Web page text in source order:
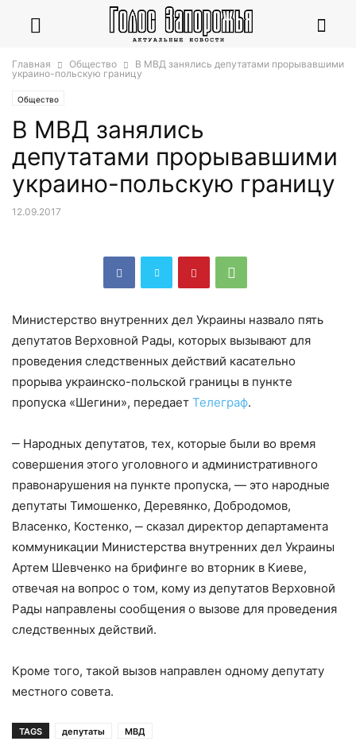
Главная Общество
В МВД занялись депутатами прорывавшими
украино-польскую границу
Общество
В МВД занялись
депутатами прорывавшими
украино-польскую границу
12.09.2017
Министерство внутренних дел Украины назвало пять
депутатов Верховной Рады, которых вызывают для
проведения следственных действий касательно
прорыва украинско-польской границы в пункте
пропуска «Шегини», передает Телеграф.
‒ Народных депутатов, тех, которые были во время
совершения этого уголовного и административного
правонарушения на пункте пропуска, — это народные
депутаты Тимошенко, Деревянко, Добродомов,
Власенко, Костенко, ‒ сказал директор департамента
коммуникации Министерства внутренних дел Украины
Артем Шевченко на брифинге во вторник в Киеве,
отвечая на вопрос о том, кому из депутатов Верховной
Рады направлены сообщения о вызове для проведения
следственных действий.
Кроме того, такой вызов направлен одному депутату
местного совета.
TAGS депутаты МВД